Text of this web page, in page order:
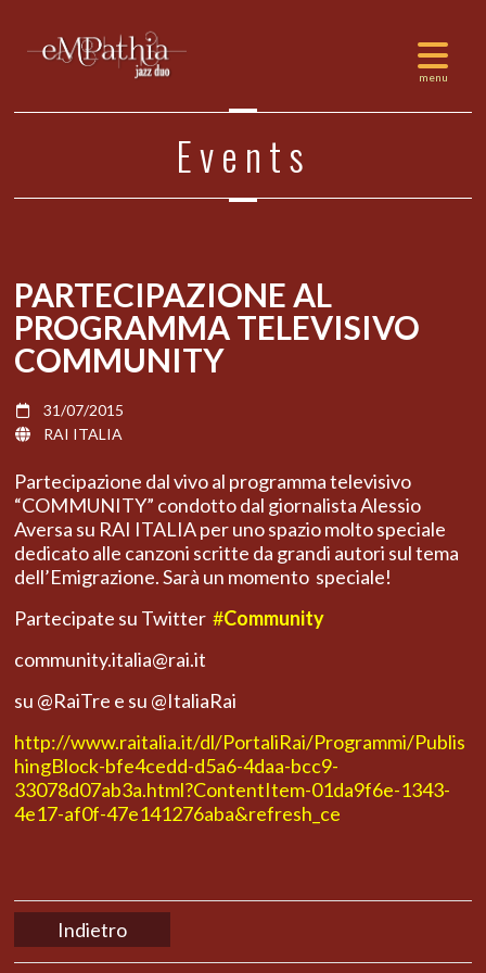
Events
PARTECIPAZIONE AL
PROGRAMMA TELEVISIVO
COMMUNITY
31/07/2015
RAI ITALIA
Partecipazione dal vivo al programma televisivo
“COMMUNITY” condotto dal giornalista Alessio
Aversa su RAI ITALIA per uno spazio molto speciale
dedicato alle canzoni scritte da grandi autori sul tema
dell’Emigrazione. Sarà un momento speciale!
Partecipate su Twitter #Community
community.italia@rai.it
su @RaiTre e su @ItaliaRai
http://www.raitalia.it/dl/PortaliRai/Programmi/Publis
hingBlock-bfe4cedd-d5a6-4daa-bcc9-
33078d07ab3a.html?ContentItem-01da9f6e-1343-
4e17-af0f-47e141276aba&refresh_ce
Indietro